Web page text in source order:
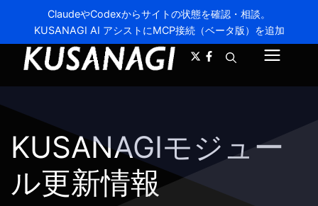
ClaudeやCodexからサイトの状態を確認・相談。
KUSANAGI AI アシストにMCP接続（ベータ版）を追加
ニ
KUSANAGIモジュー
ル更新情報
A- A+